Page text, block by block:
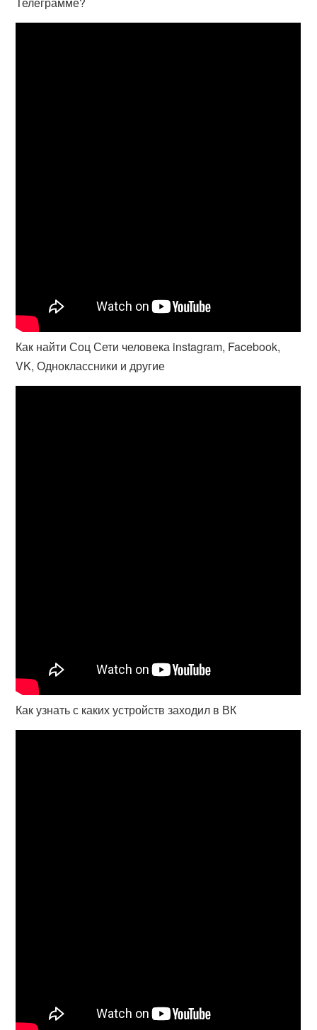
Как найти Соц Сети человека instagram, Facebook,
VK, Одноклассники и другие
Как узнать с каких устройств заходил в ВК